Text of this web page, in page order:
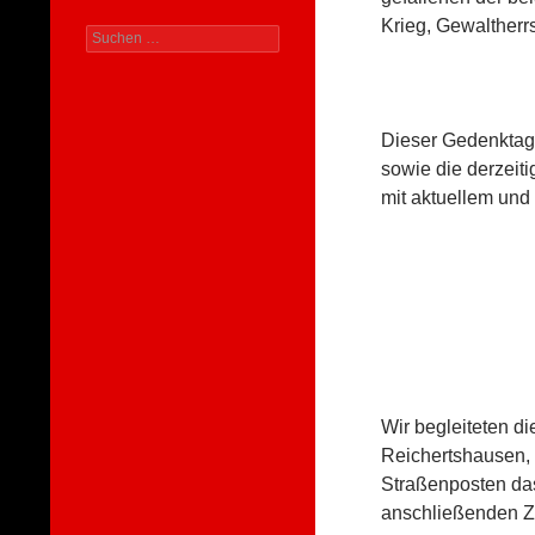
Krieg,
Dieser
sowie die
mit aktuellem
Wir begleiteten
Straßenposten
anschließenden
Suchen
nach: